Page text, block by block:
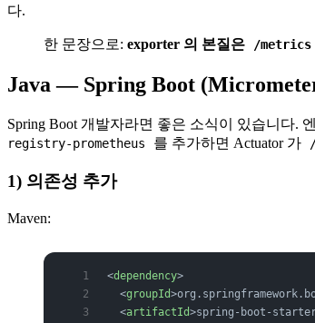
다.
한 문장으로: exporter 의 본질은 /metrics
Java — Spring Boot
Spring Boot 개발자라면 좋은 소식이 있습니다.
registry-prometheus
를 추가하면 Actuator 가
1) 의존성 추가
Maven:
<dependency>
  <
groupId
  <
artifactId>spring-boot-